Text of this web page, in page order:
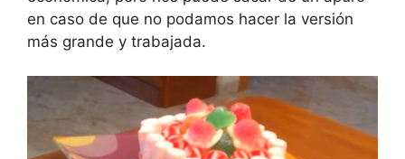
en caso de que no podamos hacer la versión
más grande y trabajada.